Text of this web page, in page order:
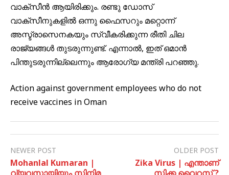
വാക്സീന്‍ ആയിരിക്കും. രണ്ടു ഡോസ്
വാക്സീനുകളില്‍ ഒന്നു ഫൈസറും മറ്റൊന്ന്
അസ്ട്രാസെനകയും സ്വീകരിക്കുന്ന രീതി ചില
രാജ്യങ്ങള്‍ തുടരുന്നുണ്ട്. എന്നാല്‍, ഇത് ഒമാന്‍
പിന്തുടരുന്നില്ലെന്നും ആരോഗ്യ മന്ത്രി പറഞ്ഞു.
Action against government employees who do not
receive vaccines in Oman
NEWER POST
Mohanlal Kumaran |
OLDER POST
Zika Virus | എന്താണ്